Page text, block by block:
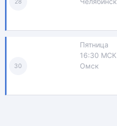
30
Пятница
16:30 МСК
Омск